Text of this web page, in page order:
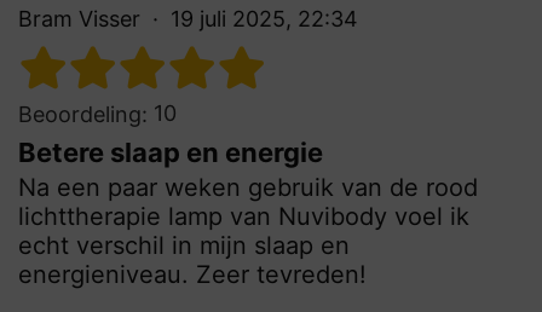
Bram Visser 19 juli 2025, 22:34
Beoordeling: 10
Betere slaap en energie
Na een paar weken gebruik van de rood
lichttherapie lamp van Nuvibody voel ik
echt verschil in mijn slaap en
energieniveau. Zeer tevreden!